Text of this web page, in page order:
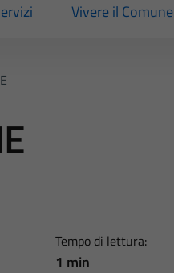
Vivere il Comune
Tempo di lettura:
1 min